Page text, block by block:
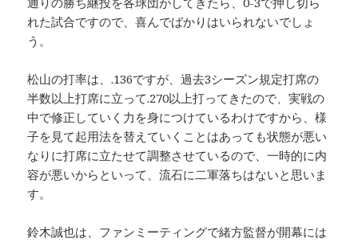
れた試合ですので、喜んでばかりはいられないでしょ
う。
松山の打率は、.136ですが、過去3シーズン規定打席の
半数以上打席に立って.270以上打ってきたので、実戦の
中で修正していく力を身につけているわけですから、様
子を見て起用法を替えていくことはあっても状態が悪い
なりに打席に立たせて調整させているので、一時的に内
容が悪いからといって、流石に二軍落ちはないと思いま
す。
鈴木誠也は、ファンミーティングで緒方監督が開幕には